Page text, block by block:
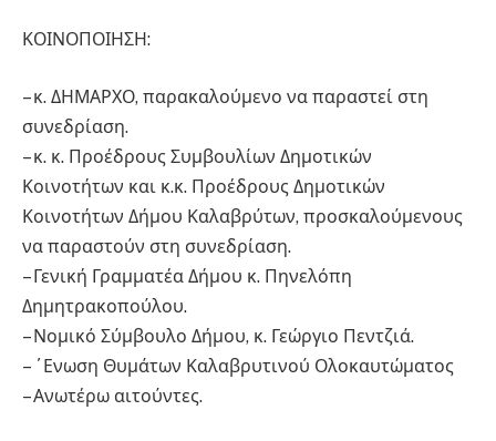
ΚΟΙΝΟΠΟΙΗΣΗ:
– κ. ΔΗΜΑΡΧΟ, παρακαλούμενο να παραστεί στη
συνεδρίαση.
– κ. κ. Προέδρους Συμβουλίων Δημοτικών
Κοινοτήτων και κ.κ. Προέδρους Δημοτικών
Κοινοτήτων Δήμου Καλαβρύτων, προσκαλούμενους
να παραστούν στη συνεδρίαση.
– Γενική Γραμματέα Δήμου κ. Πηνελόπη
Δημητρακοπούλου.
– Νομικό Σύμβουλο Δήμου, κ. Γεώργιο Πεντζιά.
– ΄Ενωση Θυμάτων Καλαβρυτινού Ολοκαυτώματος
– Ανωτέρω αιτούντες.